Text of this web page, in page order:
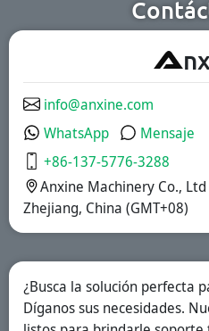
entéricas y
prolongada.
A
info@anxine.com
WhatsApp
Mensaje
+86-137-5776-3288
Anxine Machinery Co., Ltd
Zhejiang, China (GMT+08)
¿Busca la solución perfecta
Díganos sus necesidades.